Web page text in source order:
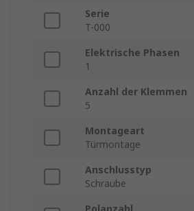
Serie
T-000
Elektrische Phasen
1
Anzahl der Klemmen
5
Montageart
Türmontage
Anschlusstyp
Schraube